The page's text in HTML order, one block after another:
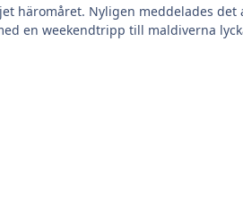
häromåret. Nyligen meddelades
en weekendtripp till maldiverna